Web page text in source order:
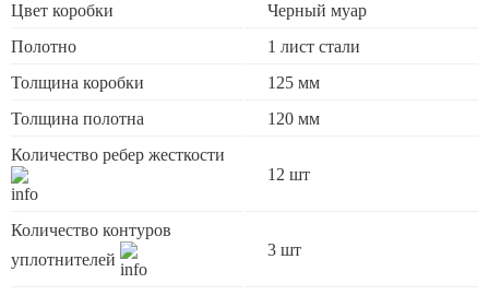
Цвет коробки
Черный муар
Полотно
1 лист стали
Толщина коробки
125 мм
Толщина полотна
120 мм
Количество ребер жесткости
12 шт
Количество контуров
уплотнителей
3 шт